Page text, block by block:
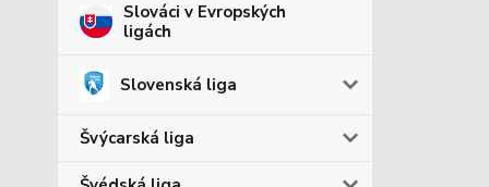
Slováci v Evropských
ligách
Slovenská liga
Švýcarská liga